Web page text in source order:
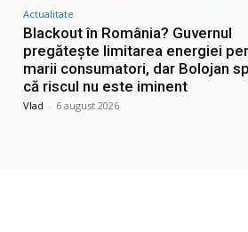
Actualitate
Blackout în România? Guvernul
pregătește limitarea energiei
marii consumatori, dar Bolojan
că riscul nu este iminent
Vlad - 6 august 2026